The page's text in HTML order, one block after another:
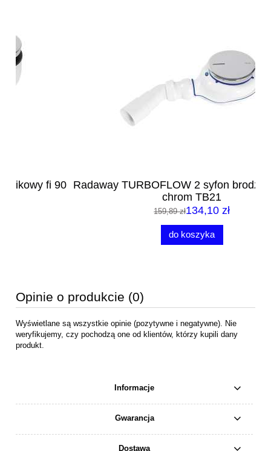
Radaway TURBOFLOW 2 syfon brodzikowy fi 90
chrom TB21
134,10 zł
Opinie o produkcie (0)
Wyświetlane są wszystkie opinie (pozytywne i negatywne). Nie
weryfikujemy, czy pochodzą one od klientów, którzy kupili dany
produkt.
Informacje
Gwarancja
Dostawa